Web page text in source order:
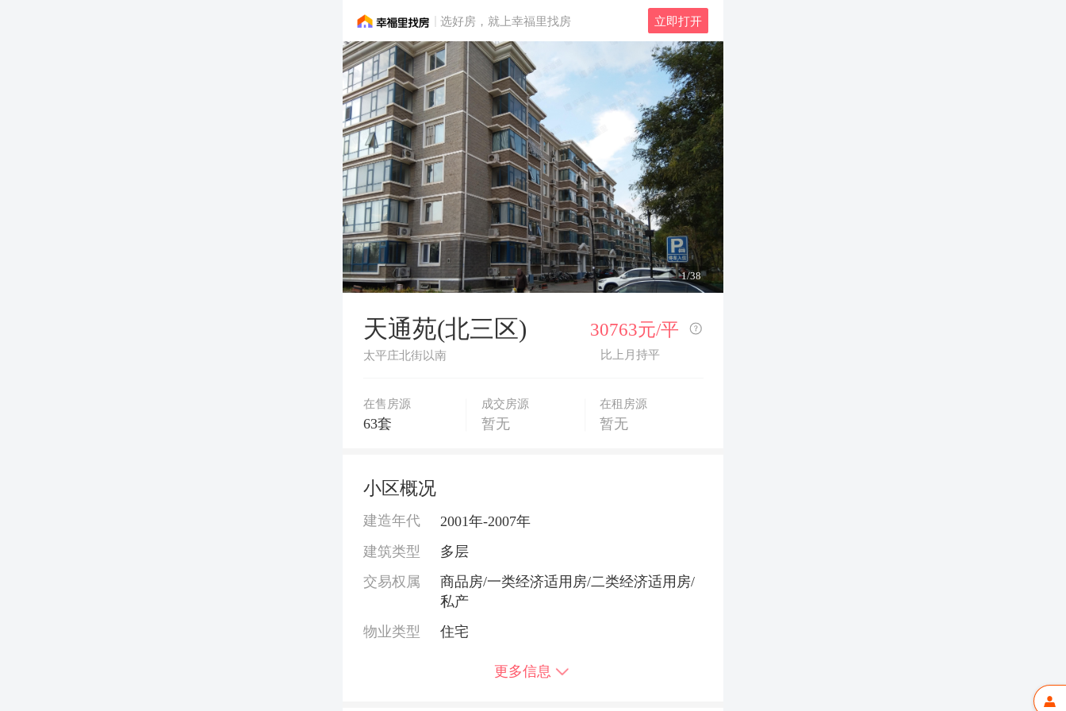
选好房，就上幸福里找房 立即打开
1/38
天通苑(北三区)
太平庄北街以南
30763元/平
比上月持平
在售房源
63套
成交房源
暂无
在租房源
暂无
小区概况
建造年代
2001年-2007年
建筑类型
多层
交易权属
商品房/一类经济适用房/二类经济适用房/
私产
物业类型
住宅
集中供暖
更多信息